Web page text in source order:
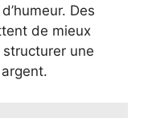
Des
de mieux
une